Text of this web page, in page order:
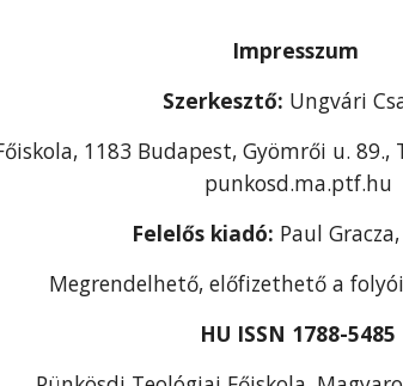
Impresszum
Szerkesztő: Ungvári
1183 Budapest, Gyömrői u.
punkosd.ma.ptf.hu
Felelős kiadó: Paul
Megrendelhető, előfizethető a
HU ISSN 1788-5485